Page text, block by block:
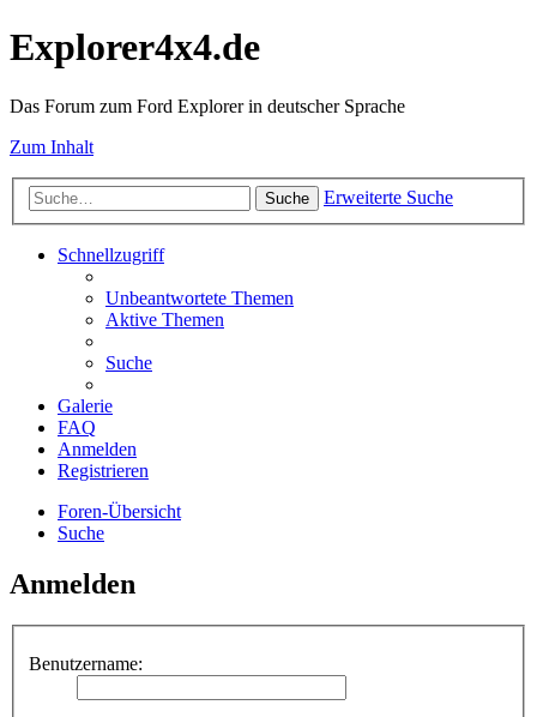
Explorer4x4.de
Das Forum zum Ford Explorer in deutscher Sprache
Zum Inhalt
Suche Erweiterte Suche
Schnellzugriff
Unbeantwortete Themen
Aktive Themen
Suche
Galerie
FAQ
Anmelden
Registrieren
Foren-Übersicht
Suche
Anmelden
Benutzername: